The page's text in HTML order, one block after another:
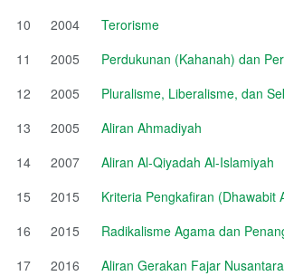
10
2004
Terorisme
11
2005
Perdukunan (Kahanah) dan
12
2005
Pluralisme, Liberalisme, dan
13
2005
Aliran Ahmadiyah
14
2007
Aliran Al-Qiyadah Al-Islamiyah
15
2015
Kriteria Pengkafiran (Dhawabit
16
2015
Radikalisme Agama dan
17
2016
Aliran Gerakan Fajar